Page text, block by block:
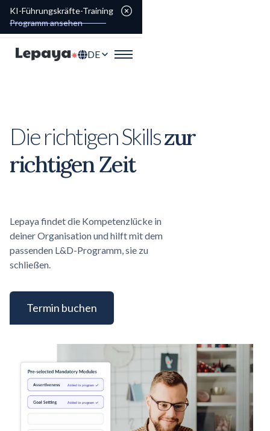
KI-Führungskräfte-Training
Programm ansehen
DE
Die richtigen Skillszur
richtigen Zeit
Lepaya findet die Kompetenzlücke in
deiner Organisation und hilft mit dem
passenden L&D-Programm, sie zu
schließen.
Termin buchen